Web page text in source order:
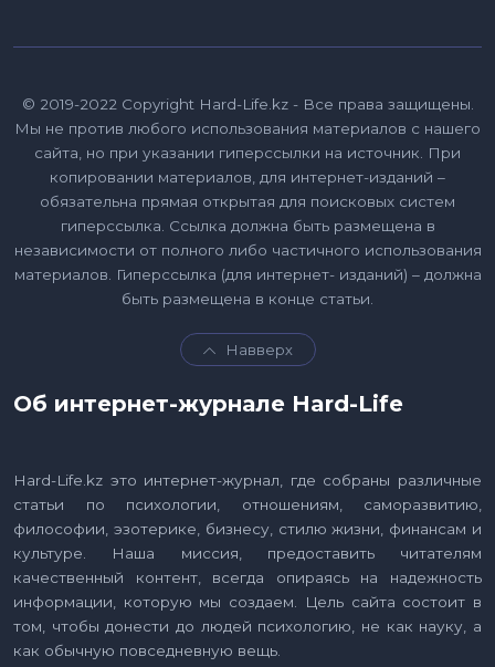
© 2019-2022 Copyright Hard-Life.kz - Все права защищены.
Мы не против любого использования материалов с нашего
сайта, но при указании гиперссылки на источник. При
копировании материалов, для интернет-изданий –
обязательна прямая открытая для поисковых систем
гиперссылка. Ссылка должна быть размещена в
независимости от полного либо частичного использования
материалов. Гиперссылка (для интернет- изданий) – должна
быть размещена в конце статьи.
Навверх
Об интернет-журнале Hard-Life
Hard-Life.kz это интернет-журнал, где собраны различные
статьи по психологии, отношениям, саморазвитию,
философии, эзотерике, бизнесу, стилю жизни, финансам и
культуре. Наша миссия, предоставить читателям
качественный контент, всегда опираясь на надежность
информации, которую мы создаем. Цель сайта состоит в
том, чтобы донести до людей психологию, не как науку, а
как обычную повседневную вещь.